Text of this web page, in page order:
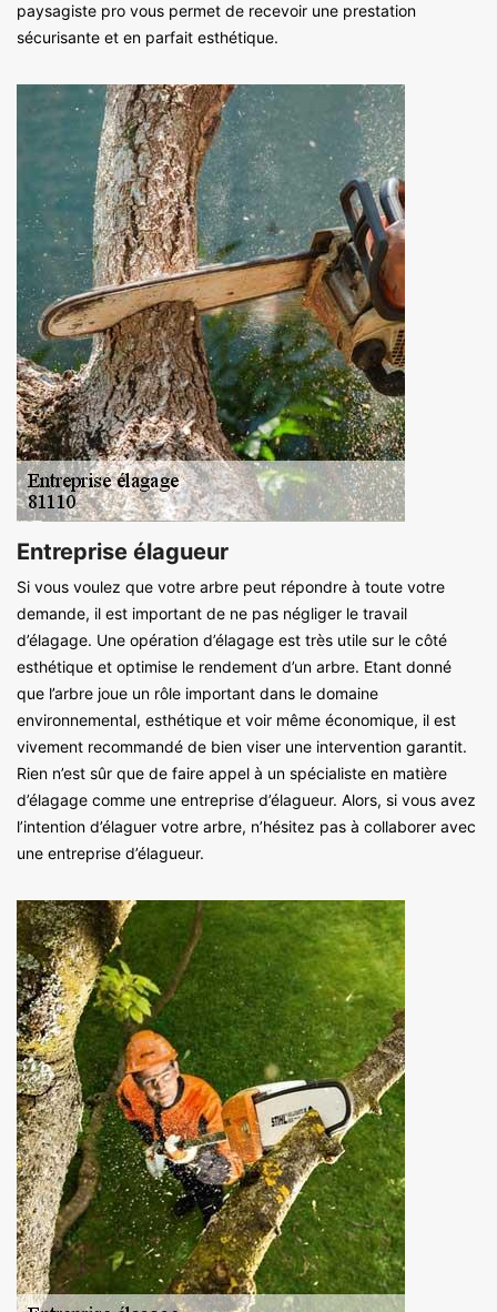
paysagiste pro vous permet de recevoir une prestation
sécurisante et en parfait esthétique.
Entreprise élagueur
Si vous voulez que votre arbre peut répondre à toute votre
demande, il est important de ne pas négliger le travail
d’élagage. Une opération d’élagage est très utile sur le côté
esthétique et optimise le rendement d’un arbre. Etant donné
que l’arbre joue un rôle important dans le domaine
environnemental, esthétique et voir même économique, il est
vivement recommandé de bien viser une intervention garantit.
Rien n’est sûr que de faire appel à un spécialiste en matière
d’élagage comme une entreprise d’élagueur. Alors, si vous avez
l’intention d’élaguer votre arbre, n’hésitez pas à collaborer avec
une entreprise d’élagueur.